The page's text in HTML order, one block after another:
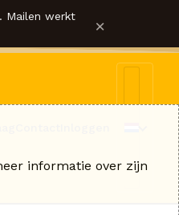
Mailen werkt
×
informatie over zijn